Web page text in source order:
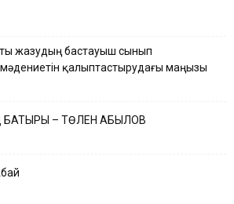
жазудың бастауыш сынып
қалыптастырудағы маңызы
– ТӨЛЕН ҚАБЫЛОВ